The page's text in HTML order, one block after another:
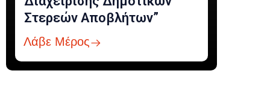
Στερεών Αποβλήτων”
Λάβε Μέρος